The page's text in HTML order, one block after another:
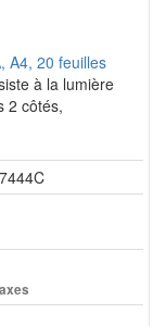
A4, 20 feuilles
à la lumière
2 côtés,